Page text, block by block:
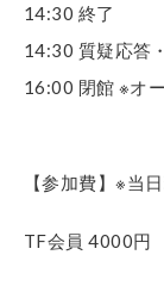
14:30 終了
14:30 質疑応答
16:00 閉館 ※オ
【参加費】※当
TF会員 4000円